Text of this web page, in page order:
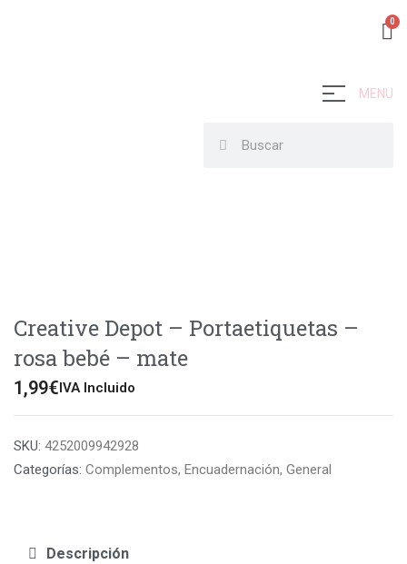
MENU
Creative Depot – Portaetiquetas –
rosa bebé – mate
1,99€IVA Incluido
SKU: 4252009942928
Categorías: Complementos, Encuadernación, General
Descripción